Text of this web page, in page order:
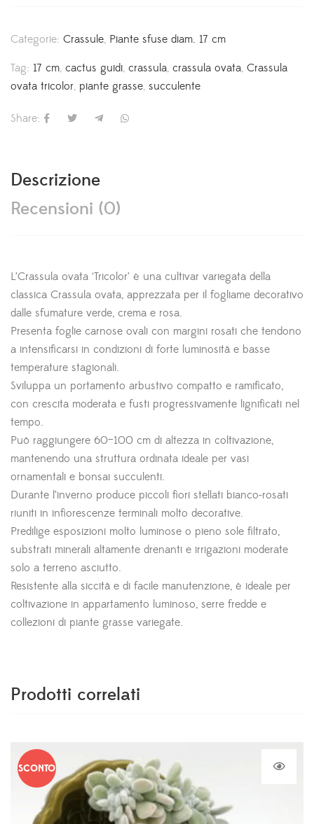
Categorie: ⁠Crassule, Piante sfuse diam. 17 cm
Tag: 17 cm, cactus guidi, crassula, crassula ovata, Crassula
ovata tricolor, piante grasse, succulente
Share:
Descrizione
Recensioni (0)
L’Crassula ovata ‘Tricolor’ è una cultivar variegata della
classica Crassula ovata, apprezzata per il fogliame decorativo
dalle sfumature verde, crema e rosa.
Presenta foglie carnose ovali con margini rosati che tendono
a intensificarsi in condizioni di forte luminosità e basse
temperature stagionali.
Sviluppa un portamento arbustivo compatto e ramificato,
con crescita moderata e fusti progressivamente lignificati nel
tempo.
Può raggiungere 60–100 cm di altezza in coltivazione,
mantenendo una struttura ordinata ideale per vasi
ornamentali e bonsai succulenti.
Durante l’inverno produce piccoli fiori stellati bianco-rosati
riuniti in infiorescenze terminali molto decorative.
Predilige esposizioni molto luminose o pieno sole filtrato,
substrati minerali altamente drenanti e irrigazioni moderate
solo a terreno asciutto.
Resistente alla siccità e di facile manutenzione, è ideale per
coltivazione in appartamento luminoso, serre fredde e
collezioni di piante grasse variegate.
Prodotti correlati
SCONTO